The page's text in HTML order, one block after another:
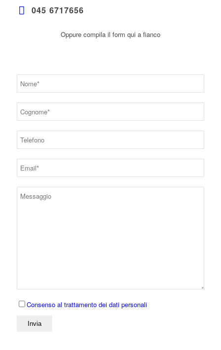
045 6717656
Oppure compila il form qui a fianco
Consenso al trattamento dei dati personali